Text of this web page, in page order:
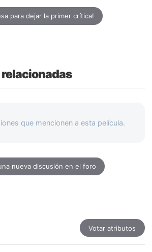
para dejar la primer crítica!
que mencionen a esta película.
nueva discusión en el foro
Votar atributos